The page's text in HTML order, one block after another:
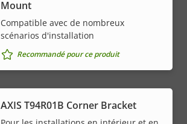
Mount
Compatible avec de nombreux
scénarios d'installation
Recommandé pour ce produit
AXIS T94R01B Corner Bracket